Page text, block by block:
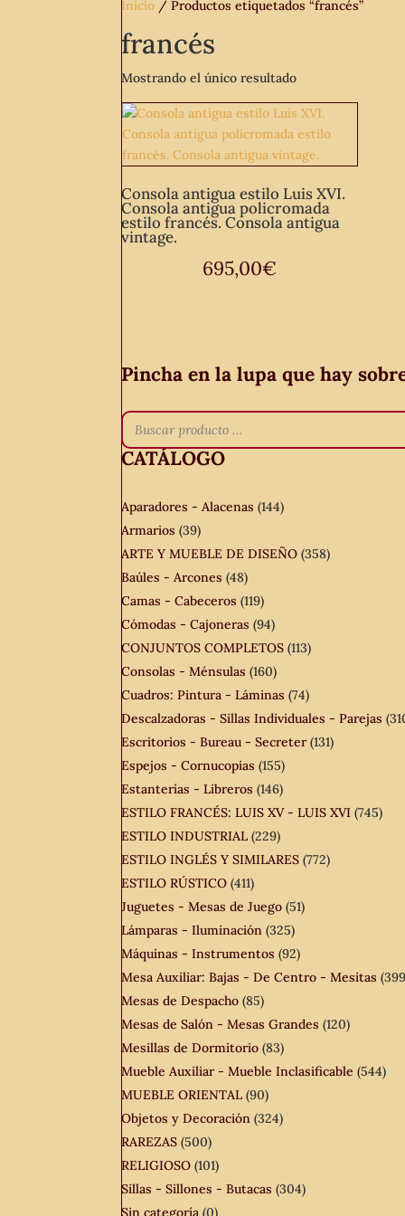
Inicio / Productos etiquetados “francés”
francés
Mostrando el único resultado
Consola antigua estilo Luis XVI.
Consola antigua policromada
estilo francés. Consola antigua
vintage.
695,00€
Pincha en la lupa que hay
CATÁLOGO
Aparadores - Alacenas (144)
Armarios (39)
ARTE Y MUEBLE DE DISEÑO (358)
Baúles - Arcones (48)
Camas - Cabeceros (119)
Cómodas - Cajoneras (94)
CONJUNTOS COMPLETOS (113)
Consolas - Ménsulas (160)
Cuadros: Pintura - Láminas (74)
Descalzadoras - Sillas Individuales - Parejas
Escritorios - Bureau - Secreter (131)
Espejos - Cornucopias (155)
Estanterías - Libreros (146)
ESTILO FRANCÉS: LUIS XV - LUIS XVI (745)
ESTILO INDUSTRIAL (229)
ESTILO INGLÉS Y SIMILARES (772)
ESTILO RÚSTICO (411)
Juguetes - Mesas de Juego (51)
Lámparas - Iluminación (325)
Máquinas - Instrumentos (92)
Mesa Auxiliar: Bajas - De Centro - Mesitas
Mesas de Despacho (85)
Mesas de Salón - Mesas Grandes (120)
Mesillas de Dormitorio (83)
Mueble Auxiliar - Mueble Inclasificable (544)
MUEBLE ORIENTAL (90)
Objetos y Decoración (324)
RAREZAS (500)
RELIGIOSO (101)
Sillas - Sillones - Butacas (304)
Sin categoría (0)